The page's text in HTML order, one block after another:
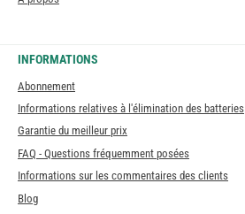
INFORMATIONS
Abonnement
Informations relatives à l'élimination des batteries
Garantie du meilleur prix
FAQ - Questions fréquemment posées
Informations sur les commentaires des clients
Blog